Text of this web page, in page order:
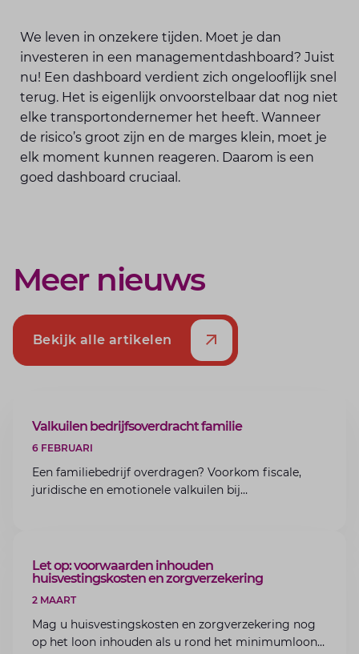
We leven in onzekere tijden. Moet je dan
investeren in een managementdashboard? Juist
nu! Een dashboard verdient zich ongelooflijk snel
terug. Het is eigenlijk onvoorstelbaar dat nog niet
elke transportondernemer het heeft. Wanneer
de risico’s groot zijn en de marges klein, moet je
elk moment kunnen reageren. Daarom is een
goed dashboard cruciaal.
Meer nieuws
Bekijk alle artikelen
ARTIKEL
Valkuilen bedrijfsoverdracht familie
6 FEBRUARI
Een familiebedrijf overdragen? Voorkom fiscale,
juridische en emotionele valkuilen bij
ARTIKEL
Let op: voorwaarden inhouden
huisvestingskosten en zorgverzekering
2 MAART
Mag u huisvestingskosten en zorgverzekering nog
op het loon inhouden als u rond het minimumloon